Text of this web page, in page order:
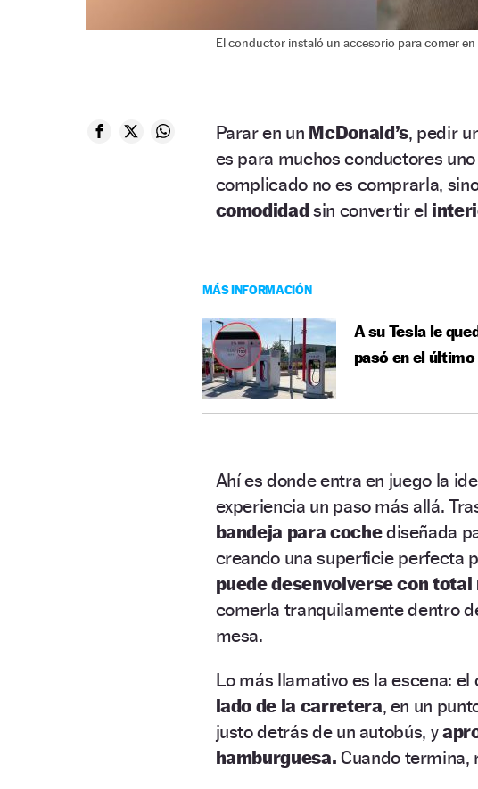
El conductor instaló un accesorio para comer en
Parar en un McDonald’s, pedir
es para muchos conductores
complicado no es comprarla,
comodidadsin convertir el
MÁS INFORMACIÓN
A su Tesla le
pasó en el
Ahí es donde entra en juego la
experiencia un paso más allá.
bandeja para cochediseñada
creando una superficie perfecta
puede desenvolverse con
comerla tranquilamente dentro
mesa.
Lo más llamativo es la escena:
lado de la carretera, en un
justo detrás de un autobús, y
hamburguesa. Cuando termina,